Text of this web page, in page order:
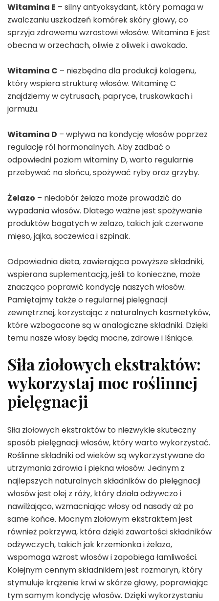
Witamina E – silny antyoksydant, który pomaga w
zwalczaniu uszkodzeń komórek skóry głowy, co
sprzyja zdrowemu wzrostowi włosów. Witamina E jest
obecna w orzechach, oliwie z oliwek i awokado.
Witamina C – niezbędna dla produkcji kolagenu,
który wspiera strukturę włosów. Witaminę C
znajdziemy w cytrusach, papryce, truskawkach i
jarmużu.
Witamina D – wpływa na kondycję włosów poprzez
regulację ról hormonalnych. Aby zadbać o
odpowiedni poziom witaminy D, warto regularnie
przebywać na słońcu, spożywać ryby oraz grzyby.
Żelazo – niedobór żelaza może prowadzić do
wypadania włosów. Dlatego ważne jest spożywanie
produktów bogatych w żelazo, takich jak czerwone
mięso, jajka, soczewica i szpinak.
Odpowiednia dieta, zawierająca powyższe składniki,
wspierana suplementacją, jeśli to konieczne, może
znacząco poprawić kondycję naszych włosów.
Pamiętajmy także o regularnej pielęgnacji
zewnętrznej, korzystając z naturalnych kosmetyków,
które wzbogacone są w analogiczne składniki. Dzięki
temu nasze włosy będą mocne, zdrowe i lśniące.
Siła ziołowych ekstraktów:
wykorzystaj moc roślinnej
pielęgnacji
Siła ziołowych ekstraktów to niezwykle skuteczny
sposób pielęgnacji włosów, który warto wykorzystać.
Roślinne składniki od wieków są wykorzystywane do
utrzymania zdrowia i piękna włosów. Jednym z
najlepszych naturalnych składników do pielęgnacji
włosów jest olej z róży, który działa odżywczo i
nawilżająco, wzmacniając włosy od nasady aż po
same końce. Mocnym ziołowym ekstraktem jest
również pokrzywa, która dzięki zawartości składników
odżywczych, takich jak krzemionka i żelazo,
wspomaga wzrost włosów i zapobiega łamliwości.
Kolejnym cennym składnikiem jest rozmaryn, który
stymuluje krążenie krwi w skórze głowy, poprawiając
tym samym kondycję włosów. Dzięki wykorzystaniu